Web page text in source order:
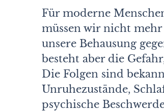
Für moderne
müssen wir nicht
unsere Behausung
besteht aber die
Die Folgen sind
Unruhezustände,
psychische